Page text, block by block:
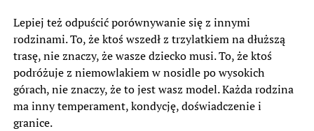
Lepiej też odpuścić porównywanie się z innymi
rodzinami. To, że ktoś wszedł z trzylatkiem na dłuższą
trasę, nie znaczy, że wasze dziecko musi. To, że ktoś
podróżuje z niemowlakiem w nosidle po wysokich
górach, nie znaczy, że to jest wasz model. Każda rodzina
ma inny temperament, kondycję, doświadczenie i
granice.